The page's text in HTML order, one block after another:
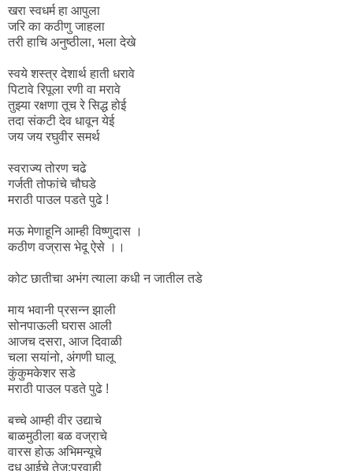
खरा स्वधर्म हा आपुला
जरि का कठीणु जाहला
तरी हाचि अनुष्ठीला, भला देखे
स्वये शस्त्र देशार्थ हाती धरावे
पिटावे रिपूला रणी वा मरावे
तुझ्या रक्षणा तूच रे सिद्ध होई
तदा संकटी देव धावून येई
जय जय रघुवीर समर्थ
स्वराज्य तोरण चढे
गर्जती तोफांचे चौघडे
मराठी पाउल पडते पुढे !
मऊ मेणाहूनि आम्ही विष्णुदास ।
कठीण वज्रास भेदू ऐसे ।।
कोट छातीचा अभंग त्याला कधी न जातील तडे
माय भवानी प्रसन्न झाली
सोनपाऊली घरास आली
आजच दसरा, आज दिवाळी
चला सयांनो, अंगणी घालू
कुंकुमकेशर सडे
मराठी पाउल पडते पुढे !
बच्चे आम्ही वीर उद्याचे
बाळमुठीला बळ वज्राचे
वारस होऊ अभिमन्यूचे
दूध आईचे तेज:प्रवाही